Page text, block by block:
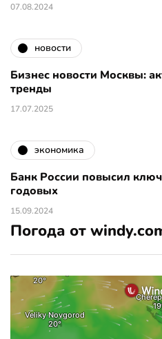
07.08.2024
новости
Бизнес новости Москвы:
тренды
17.07.2025
экономика
Банк России повысил
годовых
15.09.2024
Погода от